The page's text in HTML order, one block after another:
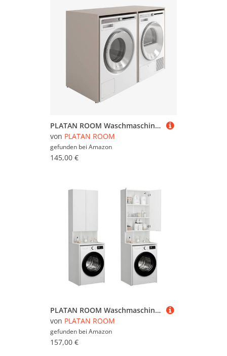
PLATAN ROOM Waschmaschinenschrank 130 cm breit Überbauschrank Waschmaschine oder Wäschetrockner Schrank für Bad (ohne Schrank, Kaschmir)
von PLATAN ROOM
gefunden bei Amazon
145,00 €
PLATAN ROOM Waschmaschinenschrank Badezimmer Hochschrank Überbauschrank für Waschmaschine und Wäschetrockner 210 x 65 x 50/25 cm weiß (Weiß Matt, 50 cm tief)
von PLATAN ROOM
gefunden bei Amazon
157,00 €